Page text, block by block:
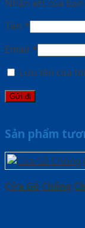
Nhận xét của bạn
Tên *
Email *
Lưu tên của
Sản phẩm
Cửa Gỗ Chống